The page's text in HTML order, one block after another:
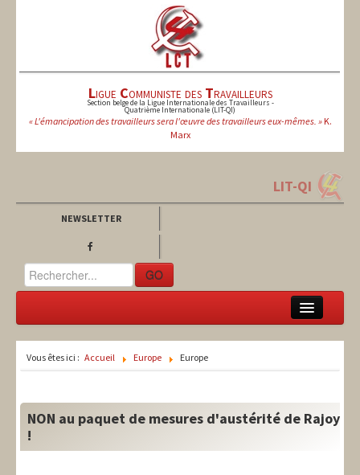
Ligue Communiste des Travailleurs
Section belge de la Ligue Internationale des Travailleurs -
Quatrième Internationale (LIT-QI)
« L'émancipation des travailleurs sera l'œuvre des travailleurs eux-mêmes. »K.
Marx
LIT-QI
NEWSLETTER
GO
Vous êtes ici : Accueil Europe Europe
NON au paquet de mesures d'austérité de Rajoy
!